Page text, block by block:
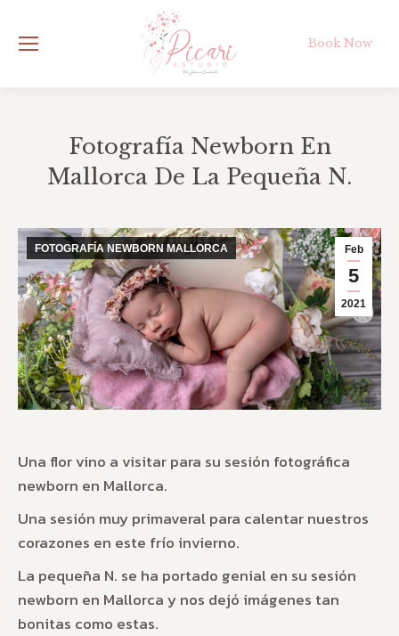
Book Now
Fotografía Newborn En
Mallorca De La Pequeña N.
Feb
5
2021
FOTOGRAFÍA NEWBORN MALLORCA
Una flor vino a visitar para su sesión fotográfica
newborn en Mallorca.
Una sesión muy primaveral para calentar nuestros
corazones en este frío invierno.
La pequeña N. se ha portado genial en su sesión
newborn en Mallorca y nos dejó imágenes tan
bonitas como estas.